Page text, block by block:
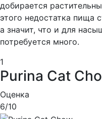
добирается
этого недостатка пища
а значит, что и для
потребуется много.
1
Purina Cat
Оценка
6/10